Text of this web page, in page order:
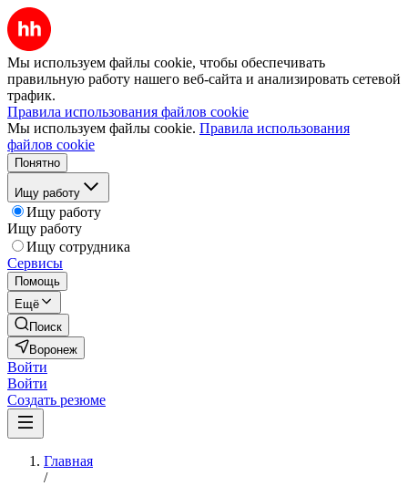
Мы используем файлы cookie, чтобы обеспечивать
правильную работу нашего веб-сайта и анализировать сетевой
трафик.
Правила использования файлов cookie
Мы используем файлы cookie. Правила использования
файлов cookie
Понятно
Ищу работу
Ищу работу
Ищу работу
Ищу сотрудника
Сервисы
Помощь
Ещё
Поиск
Воронеж
Войти
Войти
Создать резюме
Главная
/